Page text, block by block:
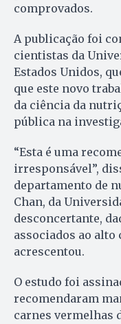
comprovados.
A publicação foi
cientistas da
Estados Unidos,
que este novo
da ciência da
pública na
“Esta é uma
irresponsável”,
departamento de
Chan, da
desconcertante,
associados ao alto
acrescentou.
O estudo foi
recomendaram
carnes vermelhas